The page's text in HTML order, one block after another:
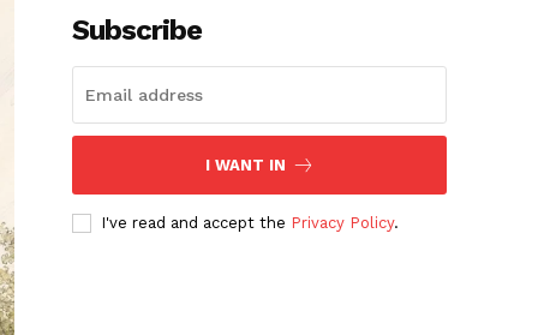
Subscribe
I WANT IN
I've read and accept the Privacy Policy.